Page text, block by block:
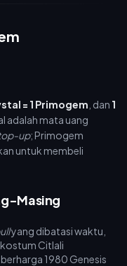
= 1 Primogem , dan 1
adalah mata uang
up; Primogem
untuk membeli
Masing
yang dibatasi waktu,
Citlali
berharga 1980 Genesis